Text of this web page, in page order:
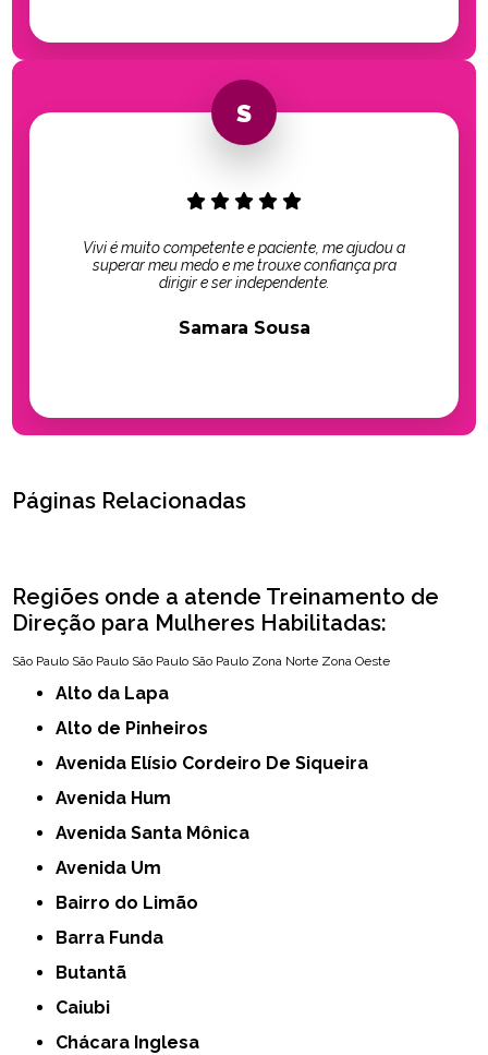
Vivi é muito competente e paciente, me ajudou a
superar meu medo e me trouxe confiança pra
dirigir e ser independente.
Samara Sousa
Páginas Relacionadas
Regiões onde a atende Treinamento de
Direção para Mulheres Habilitadas:
São Paulo São Paulo São Paulo São Paulo Zona Norte Zona Oeste
Alto da Lapa
Alto de Pinheiros
Avenida Elísio Cordeiro De Siqueira
Avenida Hum
Avenida Santa Mônica
Avenida Um
Bairro do Limão
Barra Funda
Butantã
Caiubi
Chácara Inglesa